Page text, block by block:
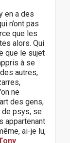
en a des
n’ont pas
que les
alors. Qui
que le sujet
à se
autres,
ne
des gens,
de psys, se
appartenant
ai-je lu,